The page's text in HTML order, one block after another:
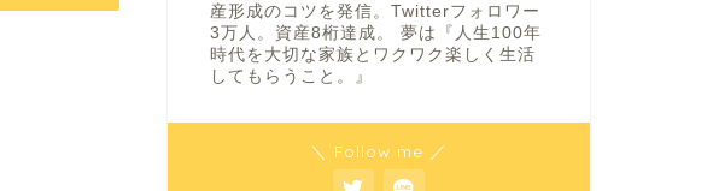
産形成のコツを発信。Twitterフォロワー
3万人。資産8桁達成。 夢は『人生100年
時代を大切な家族とワクワク楽しく生活
してもらうこと。』
＼ Follow me ／